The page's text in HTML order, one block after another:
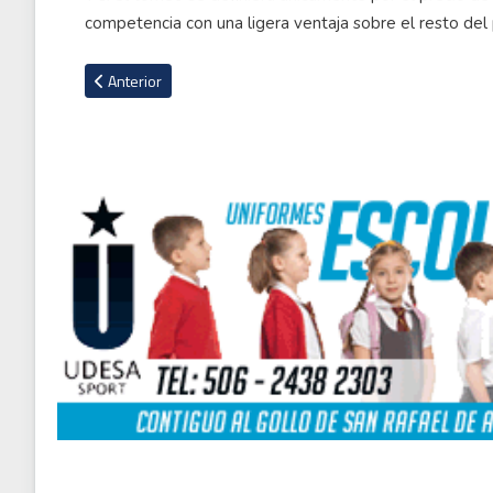
competencia con una ligera ventaja sobre el resto del
Artículo anterior: Messi es galardonado con el Premio
Anterior